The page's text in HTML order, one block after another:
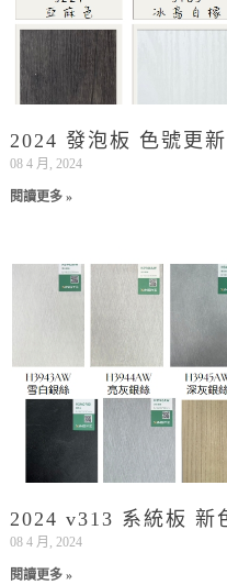
2024 發泡板 色號更新
08 4 月, 2024
閱讀更多 »
2024 v313 系統板 新
08 4 月, 2024
閱讀更多 »